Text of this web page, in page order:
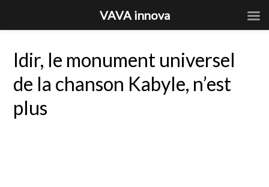
Idir, le monument universel
de la chanson Kabyle, n’est
plus
VAVA innova